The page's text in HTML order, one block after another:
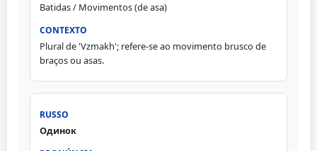
Batidas / Movimentos (de asa)
Plural de 'Vzmakh'; refere-se ao movimento brusco de
braços ou asas.
Одинок